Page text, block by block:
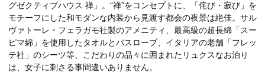
グゼクティブハウス 禅」。“禅”をコンセプトに、「侘び・寂び」を
モチーフにした和モダンな内装から見渡す都会の夜景は絶佳。サル
ヴァトーレ・フェラガモ社製のアメニティ、最高級の超長綿「スー
ピマ綿」を使用したタオルとバスローブ、イタリアの老舗「フレッ
テ社」のシーツ等、こだわりの品々に囲まれたリュクスなお泊り
は、女子に刺さる事間違いありません。